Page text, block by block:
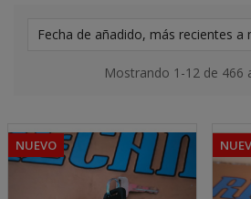
Fecha de añadido, más recientes a
Mostrando 1-12 de 466
NUEVO